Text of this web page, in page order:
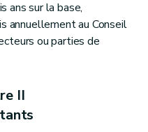
ans sur la base,
annuellement au Conseil
ou parties de
II